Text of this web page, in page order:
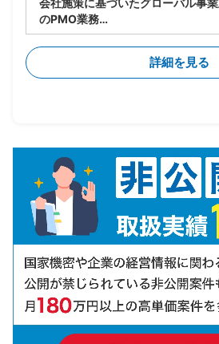
会社施策に基づいたグローバル事
のPMO業務
・実行フェーズの推進
・英語圏出身のPMのもと進捗管理
・各ステークホルダとの英語によ
詳細を見る